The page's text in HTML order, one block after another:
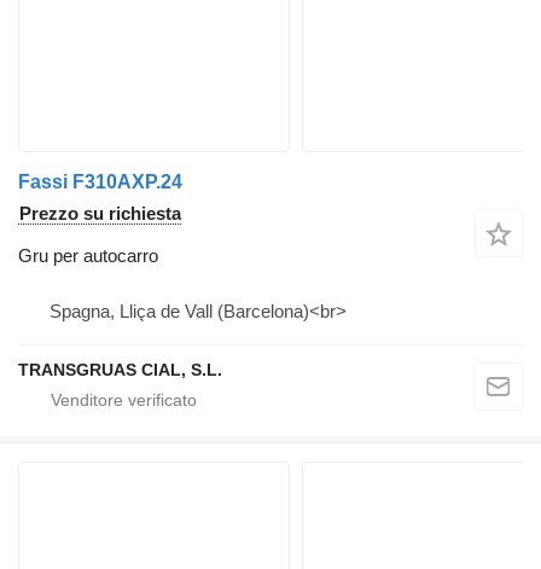
Fassi F310AXP.24
Prezzo su richiesta
Gru per autocarro
Spagna, Lliça de Vall (Barcelona)<br>
TRANSGRUAS CIAL, S.L.